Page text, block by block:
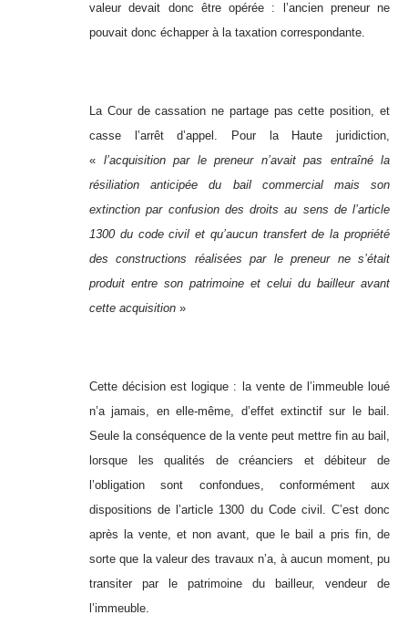
valeur devait donc être opérée : l’ancien preneur ne
pouvait donc échapper à la taxation correspondante.
La Cour de cassation ne partage pas cette position, et
casse l’arrêt d’appel. Pour la Haute juridiction,
« l’acquisition par le preneur n’avait pas entraîné la
résiliation anticipée du bail commercial mais son
extinction par confusion des droits au sens de l’article
1300 du code civil et qu’aucun transfert de la propriété
des constructions réalisées par le preneur ne s’était
produit entre son patrimoine et celui du bailleur avant
cette acquisition »
Cette décision est logique : la vente de l’immeuble loué
n’a jamais, en elle-même, d’effet extinctif sur le bail.
Seule la conséquence de la vente peut mettre fin au bail,
lorsque les qualités de créanciers et débiteur de
l’obligation sont confondues, conformément aux
dispositions de l’article 1300 du Code civil. C’est donc
après la vente, et non avant, que le bail a pris fin, de
sorte que la valeur des travaux n’a, à aucun moment, pu
transiter par le patrimoine du bailleur, vendeur de
l’immeuble.